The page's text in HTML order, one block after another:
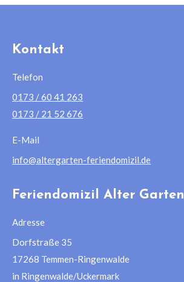
Kontakt
Telefon
0173 / 60 41 263
0173 / 21 52 676
E-Mail
info@altergarten-feriendomizil.de
Feriendomizil Alter Garten
Adresse
Dorfstraße 35
17268 Temmen-Ringenwalde
in Ringenwalde/Uckermark